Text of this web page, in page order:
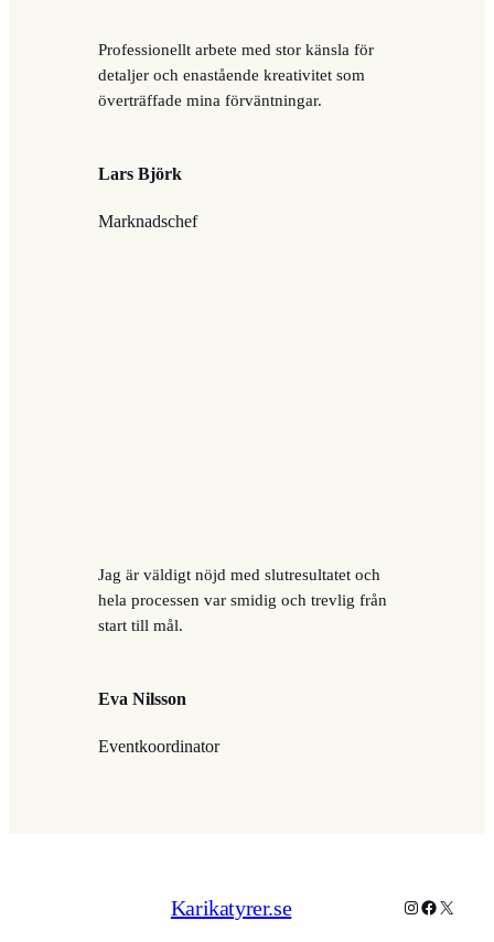
Professionellt arbete med stor känsla för
detaljer och enastående kreativitet som
överträffade mina förväntningar.
Lars Björk
Marknadschef
Jag är väldigt nöjd med slutresultatet och
hela processen var smidig och trevlig från
start till mål.
Eva Nilsson
Eventkoordinator
Karikatyrer.se Instagram
Facebook
X